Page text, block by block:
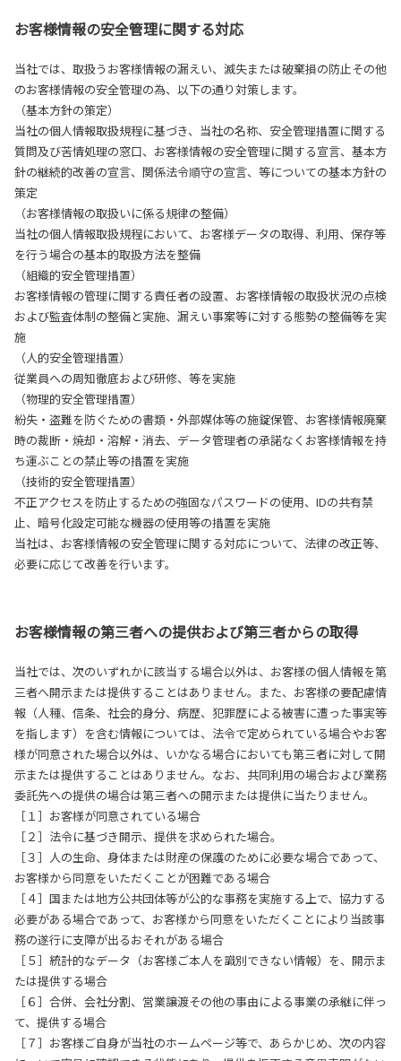
お客様情報の安全管理に関する対応
当社では、取扱うお客様情報の漏えい、滅失または破棄損の防止その他
のお客様情報の安全管理の為、以下の通り対策します。
（基本方針の策定）
当社の個人情報取扱規程に基づき、当社の名称、安全管理措置に関する
質問及び苦情処理の窓口、お客様情報の安全管理に関する宣言、基本方
針の継続的改善の宣言、関係法令順守の宣言、等についての基本方針の
策定
（お客様情報の取扱いに係る規律の整備）
当社の個人情報取扱規程において、お客様データの取得、利用、保存等
を行う場合の基本的取扱方法を整備
（組織的安全管理措置）
お客様情報の管理に関する責任者の設置、お客様情報の取扱状況の点検
および監査体制の整備と実施、漏えい事案等に対する態勢の整備等を実
施
（人的安全管理措置）
従業員への周知徹底および研修、等を実施
（物理的安全管理措置）
紛失・盗難を防ぐための書類・外部媒体等の施錠保管、お客様情報廃棄
時の裁断・焼却・溶解・消去、データ管理者の承諾なくお客様情報を持
ち運ぶことの禁止等の措置を実施
（技術的安全管理措置）
不正アクセスを防止するための強固なパスワードの使用、IDの共有禁
止、暗号化設定可能な機器の使用等の措置を実施
当社は、お客様情報の安全管理に関する対応について、法律の改正等、
必要に応じて改善を行います。
お客様情報の第三者への提供および第三者からの取得
当社では、次のいずれかに該当する場合以外は、お客様の個人情報を第
三者へ開示または提供することはありません。また、お客様の要配慮情
報（人種、信条、社会的身分、病歴、犯罪歴による被害に遭った事実等
を指します）を含む情報については、法令で定められている場合やお客
様が同意された場合以外は、いかなる場合においても第三者に対して開
示または提供することはありません。なお、共同利用の場合および業務
委託先への提供の場合は第三者への開示または提供に当たりません。
［１］お客様が同意されている場合
［２］法令に基づき開示、提供を求められた場合。
［３］人の生命、身体または財産の保護のために必要な場合であって、
お客様から同意をいただくことが困難である場合
［４］国または地方公共団体等が公的な事務を実施する上で、協力する
必要がある場合であって、お客様から同意をいただくことにより当該事
務の遂行に支障が出るおそれがある場合
［５］統計的なデータ（お客様ご本人を識別できない情報）を、開示ま
たは提供する場合
［６］合併、会社分割、営業譲渡その他の事由による事業の承継に伴っ
て、提供する場合
［７］お客様ご自身が当社のホームページ等で、あらかじめ、次の内容